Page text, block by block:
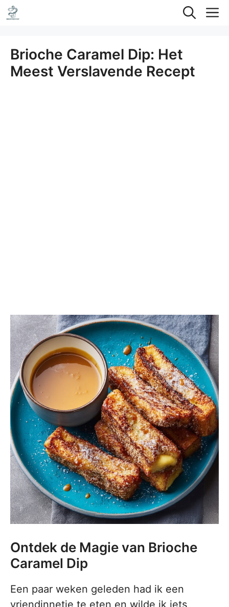
Ga
naar
inhoud
Brioche Caramel Dip: Het
Meest Verslavende Recept
Ontdek de Magie van Brioche
Caramel Dip
Een paar weken geleden had ik een
vriendinnetje te eten en wilde ik iets